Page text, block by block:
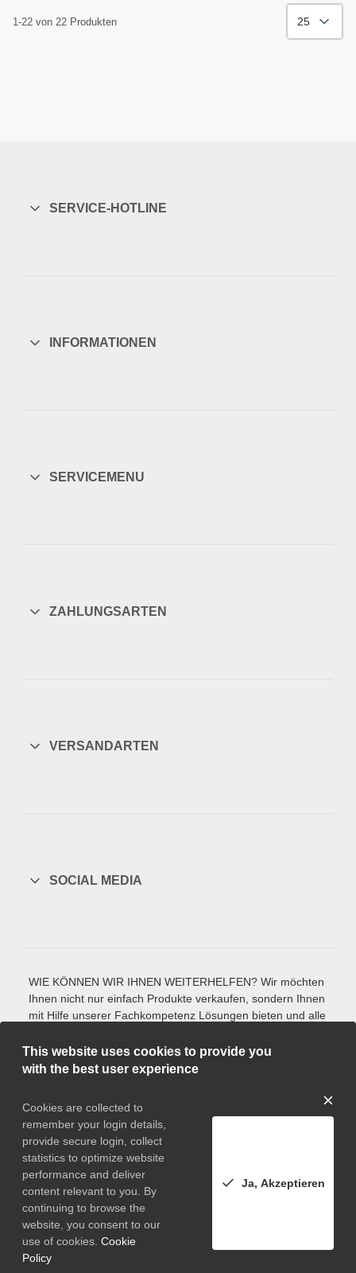
1-22 von 22 Produkten 25
SERVICE-HOTLINE
INFORMATIONEN
SERVICEMENU
ZAHLUNGSARTEN
VERSANDARTEN
SOCIAL MEDIA
WIE KÖNNEN WIR IHNEN WEITERHELFEN? Wir möchten
Ihnen nicht nur einfach Produkte verkaufen, sondern Ihnen
mit Hilfe unserer Fachkompetenz Lösungen bieten und alle
Normalien und Produkten haben. Sie finden ein Produkt
nicht in unserem Katalog? Bitte sprechen Sie uns an. Wir
entspricht. Auch bei allen weiteren Anliegen und Wünschen
stehen wir gerne zur Verfügung. Sie können uns jederzeit
per Mail kontaktieren oder anrufen.
* Alle Preise exkl. gesetzl. Mehrwertsteuer zzgl.
Versandkosten und ggf. Nachnahmegebühren, wenn nicht
anders angegeben.
© 2026 Oro, Inc. All Rights Reserved, made with OroCommerce byIT
This website uses cookies to provide you
with the best user experience
Cookies are collected to
remember your login details,
provide secure login, collect
statistics to optimize website
performance and deliver
content relevant to you. By
continuing to browse the
website, you consent to our
use of cookies. Cookie
Policy
Ja, Akzeptieren